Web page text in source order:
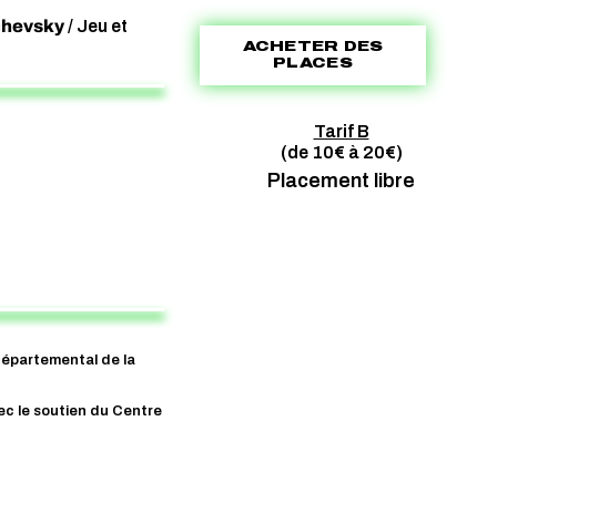
ACHETER DES
PLACES
Tarif B
(de 10€ à 20€)
Placement libre
/ Jeu et
de la
le soutien du Centre